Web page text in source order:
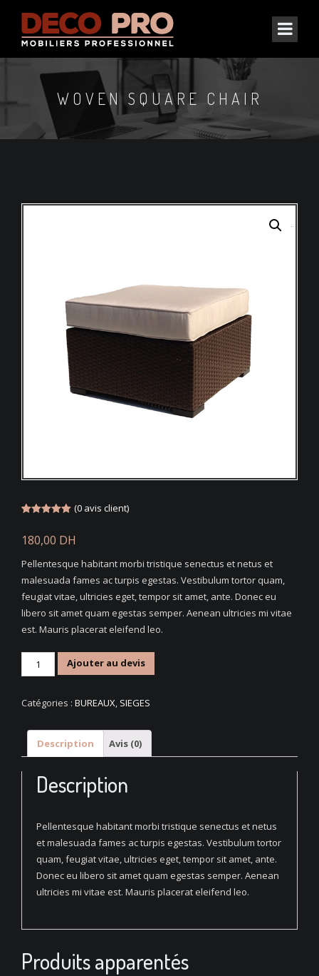
WOVEN SQUARE CHAIR
basé sur
client
(0 avis client)
180,00 DH
Pellentesque habitant morbi tristique senectus et netus et
malesuada fames ac turpis egestas. Vestibulum tortor quam,
feugiat vitae, ultricies eget, tempor sit amet, ante. Donec eu
libero sit amet quam egestas semper. Aenean ultricies mi vitae
est. Mauris placerat eleifend leo.
quantité
de
Square
Ajouter au devis
Catégories : BUREAUX, SIEGES
Description Avis (0)
Description
Pellentesque habitant morbi tristique senectus et netus
et malesuada fames ac turpis egestas. Vestibulum tortor
quam, feugiat vitae, ultricies eget, tempor sit amet, ante.
Donec eu libero sit amet quam egestas semper. Aenean
ultricies mi vitae est. Mauris placerat eleifend leo.
Produits apparentés